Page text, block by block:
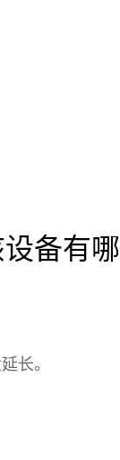
备有
长。